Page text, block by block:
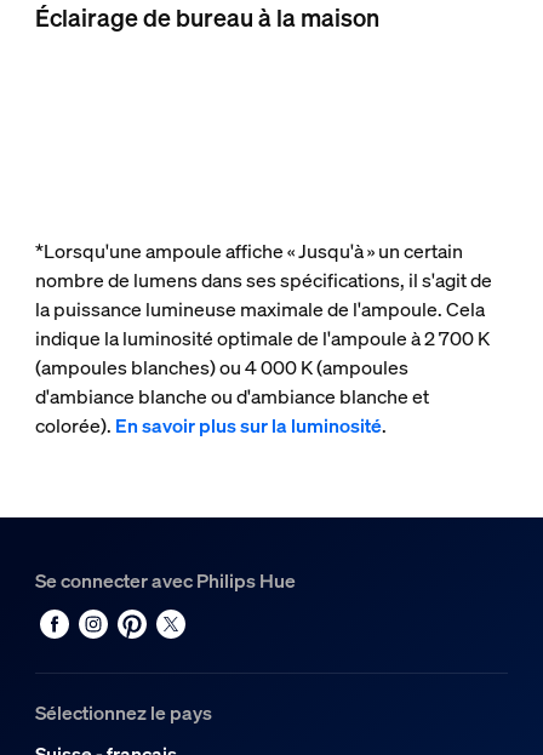
Éclairage de bureau à la maison
*Lorsqu'une ampoule affiche « Jusqu'à » un certain
nombre de lumens dans ses spécifications, il s'agit de
la puissance lumineuse maximale de l'ampoule. Cela
indique la luminosité optimale de l'ampoule à 2 700 K
(ampoules blanches) ou 4 000 K (ampoules
d'ambiance blanche ou d'ambiance blanche et
colorée). En savoir plus sur la luminosité.
Se connecter avec Philips Hue
Sélectionnez le pays